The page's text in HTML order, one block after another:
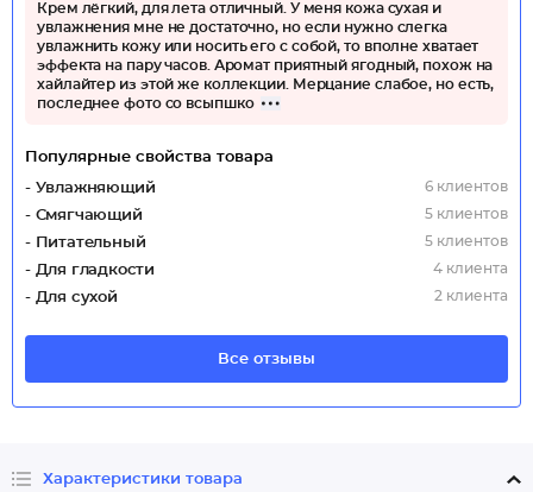
Крем лёгкий, для лета отличный. У меня кожа сухая и
увлажнения мне не достаточно, но если нужно слегка
увлажнить кожу или носить его с собой, то вполне хватает
эффекта на пару часов. Аромат приятный ягодный, похож на
хайлайтер из этой же коллекции. Мерцание слабое, но есть,
последнее фото со всыпшко
Популярные свойства товара
- Увлажняющий
6 клиентов
- Смягчающий 5 клиентов
- Питательный 5 клиентов
- Для гладкости 4 клиента
- Для сухой 2 клиента
Все отзывы
Характеристики товара